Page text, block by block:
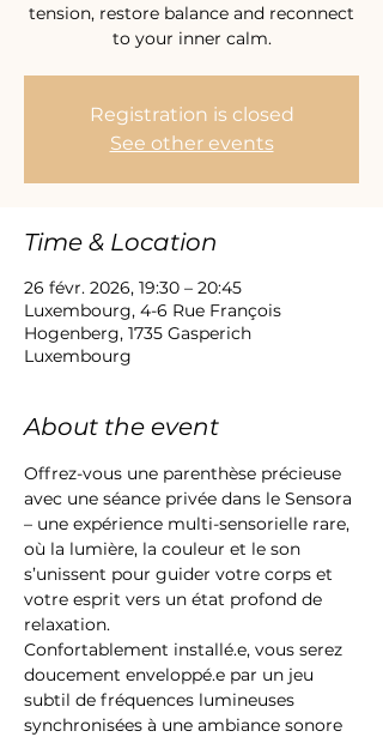
tension, restore balance and reconnect
to your inner calm.
Registration is closed
See other events
Time & Location
26 févr. 2026, 19:30 – 20:45
Luxembourg, 4-6 Rue François
Hogenberg, 1735 Gasperich
Luxembourg
About the event
Offrez-vous une parenthèse précieuse
avec une séance privée dans le Sensora
– une expérience multi-sensorielle rare,
où la lumière, la couleur et le son
s’unissent pour guider votre corps et
votre esprit vers un état profond de
relaxation.
Confortablement installé.e, vous serez
doucement enveloppé.e par un jeu
subtil de fréquences lumineuses
synchronisées à une ambiance sonore